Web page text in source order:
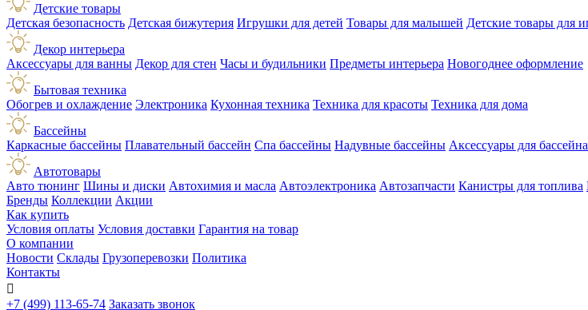
Детские товары
Детская безопасность Детская бижутерия Игрушки для детей Товары для малышей Детские товары для
Декор интерьера
Аксессуары для ванны Декор для стен Часы и будильники Предметы интерьера Новогоднее оформление
Бытовая техника
Обогрев и охлаждение Электроника Кухонная техника Техника для красоты Техника для дома
Бассейны
Каркасные бассейны Плавательный бассейн Спа бассейны Надувные бассейны Аксессуары для бассейна
Автотовары
Авто тюнинг Шины и диски Автохимия и масла Автоэлектроника Автозапчасти Канистры для топлива
Бренды Коллекции Акции
Как купить
Условия оплаты Условия доставки Гарантия на товар
О компании
Новости Склады Грузоперевозки Политика
Контакты

+7 (499) 113-65-74 Заказать звонок